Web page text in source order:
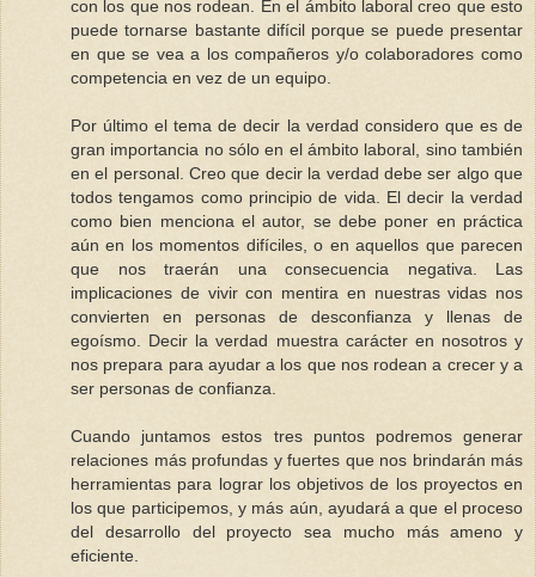
con los que nos rodean. En el ámbito laboral creo que esto
puede tornarse bastante difícil porque se puede presentar
en que se vea a los compañeros y/o colaboradores como
competencia en vez de un equipo.
Por último el tema de decir la verdad considero que es de
gran importancia no sólo en el ámbito laboral, sino también
en el personal. Creo que decir la verdad debe ser algo que
todos tengamos como principio de vida. El decir la verdad
como bien menciona el autor, se debe poner en práctica
aún en los momentos difíciles, o en aquellos que parecen
que nos traerán una consecuencia negativa. Las
implicaciones de vivir con mentira en nuestras vidas nos
convierten en personas de desconfianza y llenas de
egoísmo. Decir la verdad muestra carácter en nosotros y
nos prepara para ayudar a los que nos rodean a crecer y a
ser personas de confianza.
Cuando juntamos estos tres puntos podremos generar
relaciones más profundas y fuertes que nos brindarán más
herramientas para lograr los objetivos de los proyectos en
los que participemos, y más aún, ayudará a que el proceso
del desarrollo del proyecto sea mucho más ameno y
eficiente.